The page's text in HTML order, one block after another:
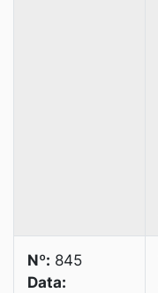
Nº: 845
Data: